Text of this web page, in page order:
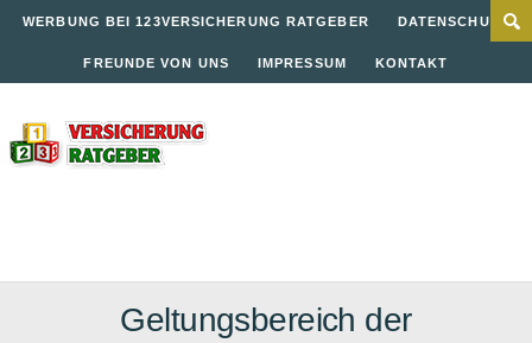
WERBUNG BEI 123VERSICHERUNG RATGEBER DATENSCHUTZ
FREUNDE VON UNS IMPRESSUM KONTAKT
Geltungsbereich der